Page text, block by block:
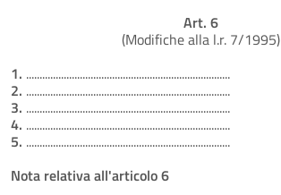
Art. 6
(Modifiche alla l.r. 7/1995)
1. ............................................................................
2. ............................................................................
3. ............................................................................
4. ............................................................................
5. ............................................................................
Nota relativa all'articolo 6